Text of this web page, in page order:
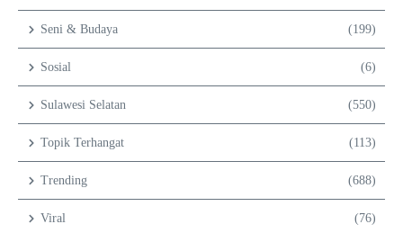
Seni & Budaya (199)
Sosial (6)
Sulawesi Selatan (550)
Topik Terhangat (113)
Trending (688)
Viral (76)